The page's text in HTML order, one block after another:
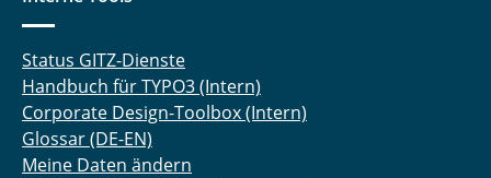
Status GITZ-Dienste
Handbuch für TYPO3 (Intern)
Corporate Design-Toolbox (Intern)
Glossar (DE-EN)
Meine Daten ändern